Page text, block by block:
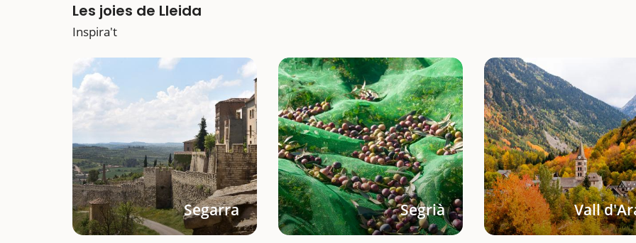
Les joies de Lleida
Inspira't
Segarra Segrià Vall